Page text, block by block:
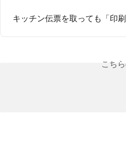
キッチン伝票を取っても「印
こち